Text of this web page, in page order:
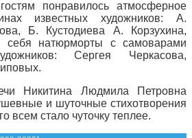
понравилось атмосферное
известных художников: А.
Б. Кустодиева А. Корзухина,
себя натюрморты с самоварами
Сергея Черкасова,
Никитина Людмила Петровна
и шуточные стихотворения
всем стало чуточку теплее.